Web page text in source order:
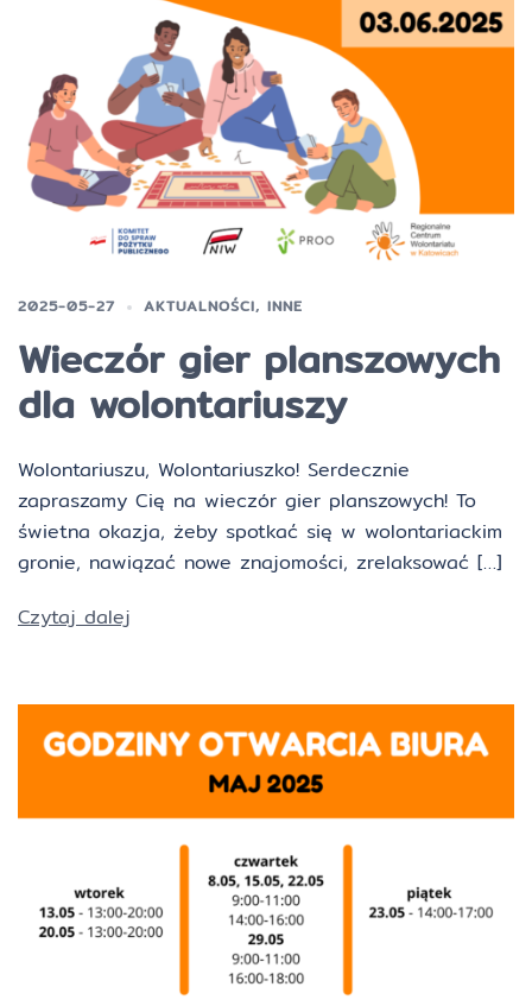
2025-05-27 AKTUALNOŚCI, INNE
Wieczór gier planszowych
dla wolontariuszy
Wolontariuszu, Wolontariuszko! Serdecznie
zapraszamy Cię na wieczór gier planszowych! To
świetna okazja, żeby spotkać się w wolontariackim
gronie, nawiązać nowe znajomości, zrelaksować […]
Czytaj dalej